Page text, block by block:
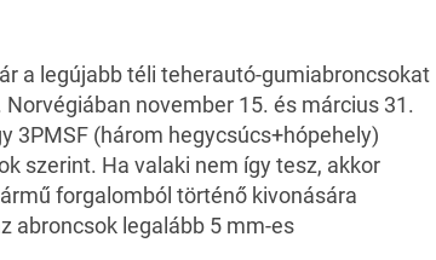
a legújabb téli teherautó-gumiabroncsokat
november 15. és március 31.
3PMSF (három hegycsúcs+hópehely)
szerint. Ha valaki nem így tesz, akkor
forgalomból történő kivonására
abroncsok legalább 5 mm-es